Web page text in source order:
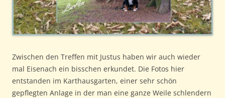
Zwischen den Treffen mit Justus haben wir auch wieder
mal Eisenach ein bisschen erkundet. Die Fotos hier
entstanden im Karthausgarten, einer sehr schön
gepflegten Anlage in der man eine ganze Weile schlendern